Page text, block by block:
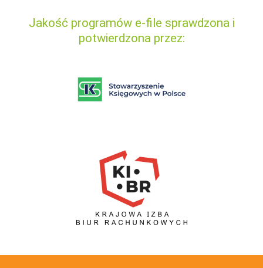
Jakość programów e-file sprawdzona i
potwierdzona przez: